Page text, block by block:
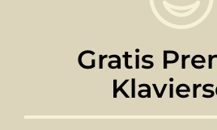
Gratis